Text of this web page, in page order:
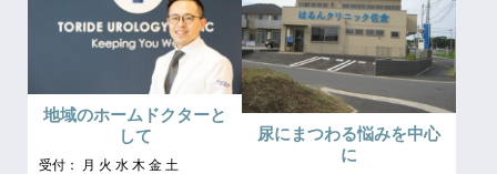
地域のホームドクターと
して
受付： 月 火 水 木 金 土
尿にまつわる悩みを中心
に